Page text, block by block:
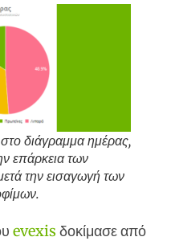
διάγραμμα ημέρας,
επάρκεια των
την εισαγωγή των
evexis δοκίμασε από